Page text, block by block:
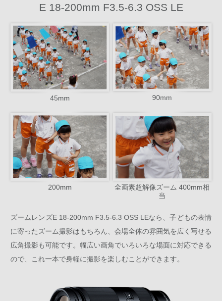
E 18-200mm F3.5-6.3 OSS LE
45mm 90mm
200mm
全画素超解像ズーム 400mm相
当
ズームレンズE 18-200mm F3.5-6.3 OSS LEなら、子どもの表情
に寄ったズーム撮影はもちろん、会場全体の雰囲気を広く写せる
広角撮影も可能です。幅広い画角でいろいろな場面に対応できる
ので、これ一本で身軽に撮影を楽しむことができます。